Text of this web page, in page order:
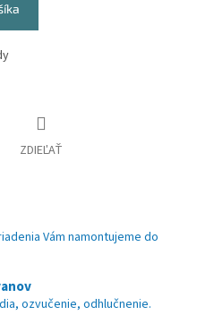
ZDIEĽAŤ
Vám namontujeme do
ozvučenie, odhlučnenie.